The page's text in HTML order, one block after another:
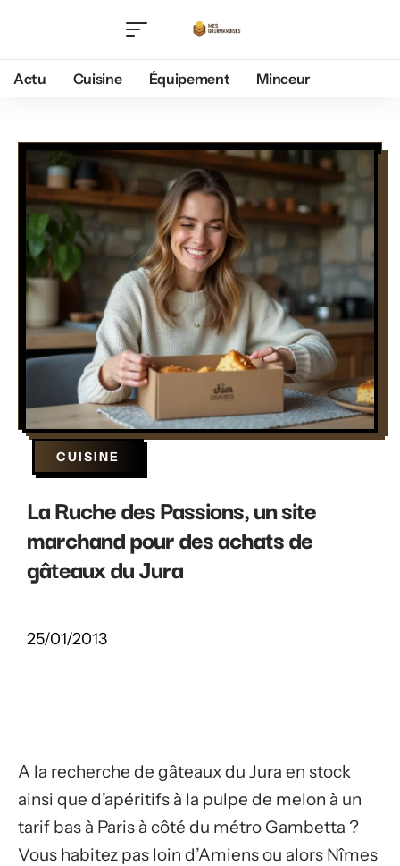
Actu Cuisine Équipement Minceur
CUISINE
La Ruche des Passions, un site
marchand pour des achats de
gâteaux du Jura
25/01/2013
A la recherche de gâteaux du Jura en stock
ainsi que d’apéritifs à la pulpe de melon à un
tarif bas à Paris à côté du métro Gambetta ?
Vous habitez pas loin d’Amiens ou alors Nîmes